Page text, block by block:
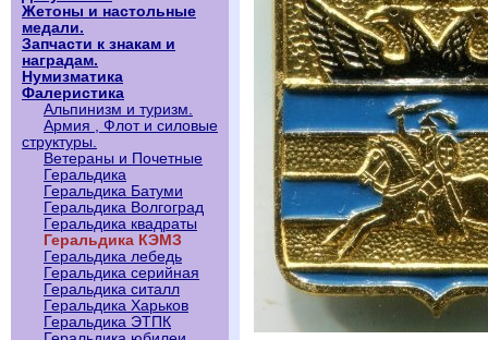
Жетоны и настольные
медали.
Запчасти к знакам и
наградам.
Нумизматика
Фалеристика
Альпинизм и туризм.
Армия , Флот и силовые
структуры.
Ветераны и Почетные
Геральдика
Геральдика Батуми
Геральдика Волгоград
Геральдика квадраты
Геральдика КЭМЗ
Геральдика лебедь
Геральдика серийная
Геральдика ситалл
Геральдика Харьков
Геральдика ЭТПК